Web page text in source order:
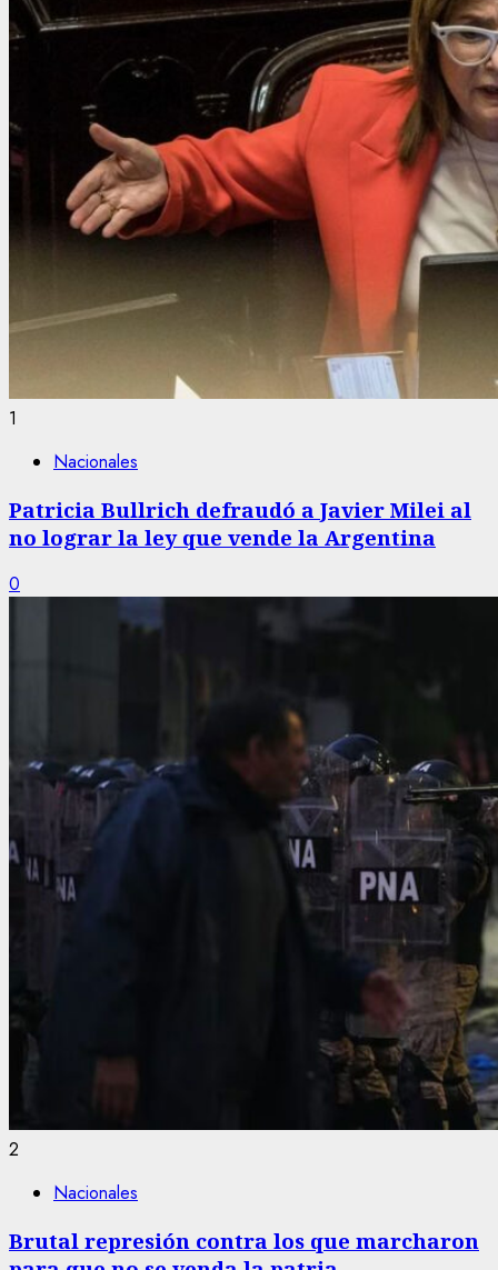
1
Nacionales
Patricia Bullrich defraudó a Javier Milei al
no lograr la ley que vende la Argentina
0
2
Nacionales
Brutal represión contra los que marcharon